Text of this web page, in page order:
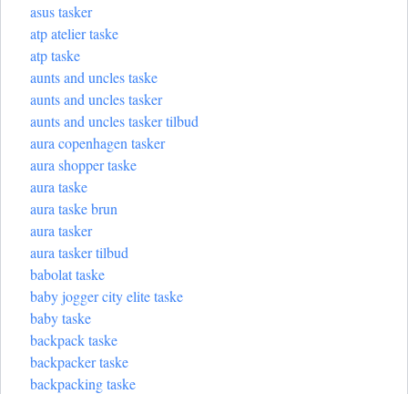
asus tasker
atp atelier taske
atp taske
aunts and uncles taske
aunts and uncles tasker
aunts and uncles tasker tilbud
aura copenhagen tasker
aura shopper taske
aura taske
aura taske brun
aura tasker
aura tasker tilbud
babolat taske
baby jogger city elite taske
baby taske
backpack taske
backpacker taske
backpacking taske